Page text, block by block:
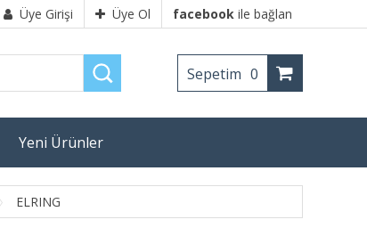
Üye Girişi Üye Ol facebook ile bağlan
Sepetim 0
Yeni Ürünler
ELRING